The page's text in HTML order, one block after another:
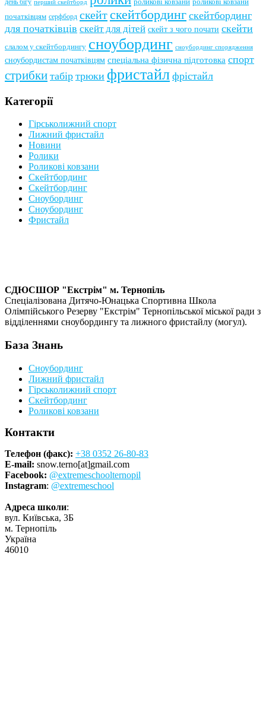
день бігу перший скейтборд
початківцям серфборд скейтскейтбординг скейтбординг
для початківців скейт для дітей скейт з чого почати скейти
слалом у скейтбордингу сноубординг сноубординг спорядження
сноубордистам початківцям спеціальна фізична підготовка спорт
стрибки табір трюки фристайл фрістайл
Категорії
Гірськолижний спорт
Лижний фристайл
Новини
Ролики
Роликові ковзани
Скейтбординг
Скейтбординг
Сноубординг
Сноубординг
Фристайл
СДЮСШОР "Екстрім" м. Тернопіль
Спеціалізована Дитячо-Юнацька Спортивна Школа
Олімпійського Резерву "Екстрім" Тернопільської міської ради з
відділеннями сноубордингу та лижного фристайлу (могул).
База Знань
Сноубординг
Лижний фристайл
Гірськолижний спорт
Скейтбординг
Роликові ковзани
Контакти
Телефон (факс): +38 0352 26-80-83
E-mail: snow.terno[at]gmail.com
Facebook: @extremeschoolternopil
Instagram: @extremeschool
Адреса школи:
вул. Київська, 3Б
м. Тернопіль
Україна
46010